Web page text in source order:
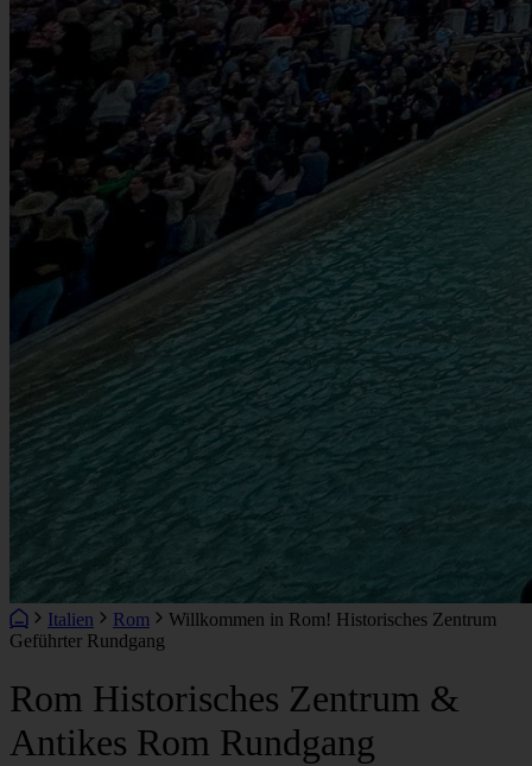
Italien Rom
Willkommen in Rom! Historisches Zentrum
Geführter Rundgang
Rom Historisches Zentrum &
Antikes Rom Rundgang